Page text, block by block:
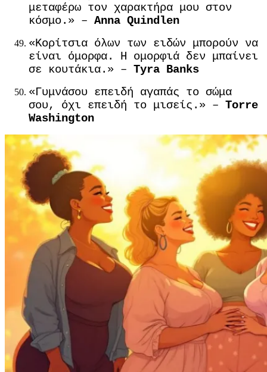
μεταφέρω τον χαρακτήρα μου στον
κόσμο.» – Anna Quindlen
«Κορίτσια όλων των ειδών μπορούν να
είναι όμορφα. Η ομορφιά δεν μπαίνει
σε κουτάκια.» – Tyra Banks
«Γυμνάσου επειδή αγαπάς το σώμα
σου, όχι επειδή το μισείς.» – Torre
Washington